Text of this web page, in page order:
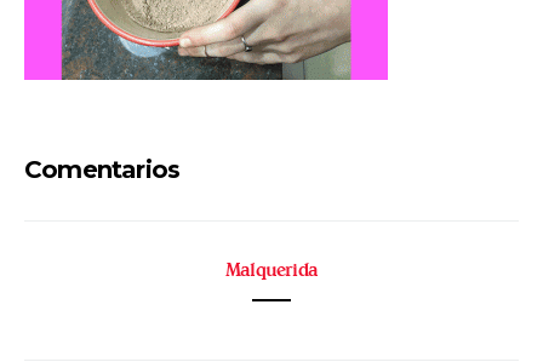
Comentarios
Malquerida